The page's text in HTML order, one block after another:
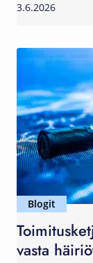
3.6.2026
Blogit
vasta